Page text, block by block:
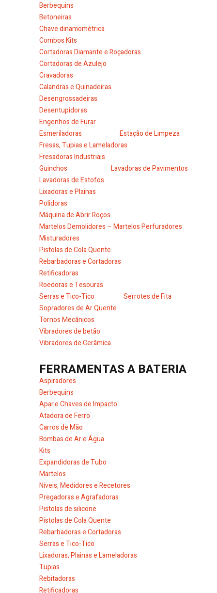
Berbequins
Betoneiras
Chave dinamométrica
Combos Kits
Cortadoras Diamante e Roçadoras
Cortadoras de Azulejo
Cravadoras
Calandras e Quinadeiras
Desengrossadeiras
Desentupidoras
Engenhos de Furar
Esmeriladoras
Estação de Limpeza
Fresas, Tupias e Lameladoras
Fresadoras Industriais
Guinchos
Lavadoras de Pavimentos
Lavadoras de Estofos
Lixadoras e Plainas
Polidoras
Máquina de Abrir Roços
Martelos Demolidores – Martelos Perfuradores
Misturadores
Pistolas de Cola Quente
Rebarbadoras e Cortadoras
Retificadoras
Roedoras e Tesouras
Serras e Tico-Tico
Serrotes de Fita
Sopradores de Ar Quente
Tornos Mecânicos
Vibradores de betão
Vibradores de Cerâmica
FERRAMENTAS A BATERIA
Aspiradores
Berbequins
Apar.e Chaves de Impacto
Atadora de Ferro
Carros de Mão
Bombas de Ar e Água
Kits
Expandidoras de Tubo
Martelos
Níveis, Medidores e Recetores
Pregadoras e Agrafadoras
Pistolas de silicone
Pistolas de Cola Quente
Rebarbadoras e Cortadoras
Serras e Tico-Tico
Lixadoras, Plainas e Lameladoras
Tupias
Rebitadoras
Retificadoras